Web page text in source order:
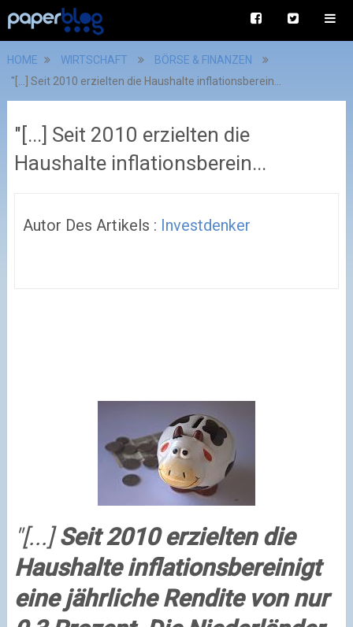
HOME WIRTSCHAFT
BÖRSE & FINANZEN
"[...] Seit 2010 erzielten die Haushalte inflationsberein...
"[...] Seit 2010 erzielten die
Haushalte inflationsberein...
Autor Des Artikels : Investdenker
"[...]Seit 2010 erzielten die
Haushalte inflationsbereinigt
eine jährliche Rendite von nur